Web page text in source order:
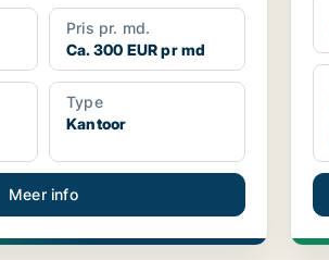
Pris pr. md.
Ca. 300 EUR pr md
Type
Kantoor
Meer info